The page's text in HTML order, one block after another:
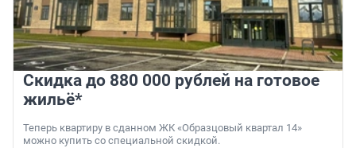
Скидка до 880 000 рублей на готовое
жильё*
Теперь квартиру в сданном ЖК «Образцовый квартал 14»
можно купить со специальной скидкой.